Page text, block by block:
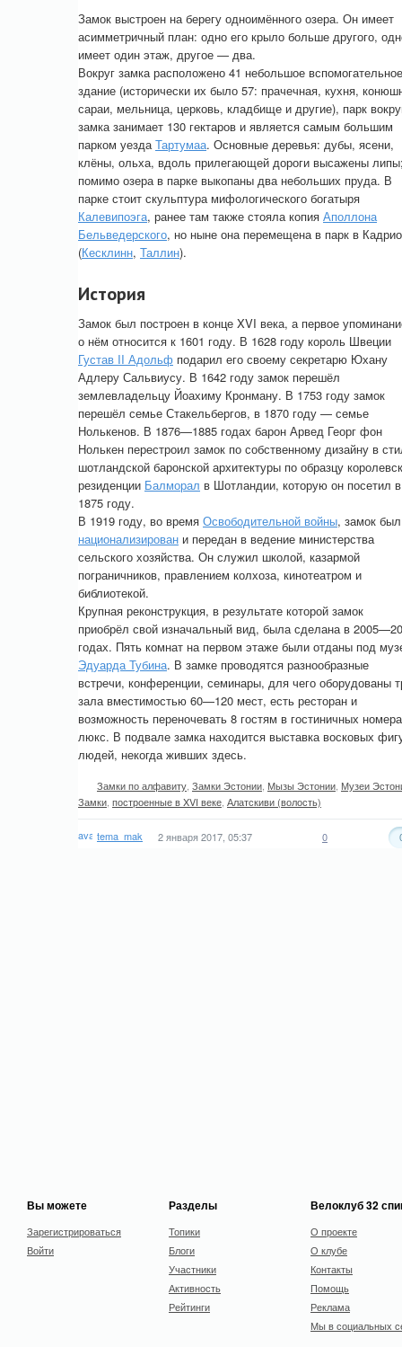
Замок выстроен на берегу одноимённого озера. Он имеет
асимметричный план: одно его крыло больше другого,
имеет один этаж, другое — два.
Вокруг замка расположено 41 небольшое вспомогательное
здание (исторически их было 57: прачечная, кухня,
сараи, мельница, церковь, кладбище и другие), парк
замка занимает 130 гектаров и является самым большим
парком уездаТартумаа. Основные деревья: дубы, ясени,
клёны, ольха, вдоль прилегающей дороги высажены
помимо озера в парке выкопаны два небольших пруда. В
парке стоит скульптура мифологического богатыря
Калевипоэга, ранее там также стояла копия Аполлона
Бельведерского, но ныне она перемещена в парк в
(Кесклинн, Таллин).
История
Замок был построен в конце XVI века, а первое
о нём относится к 1601 году. В 1628 году король Швеции
Густав II Адольф подарил его своему секретарю Юхану
Адлеру Сальвиусу. В 1642 году замок перешёл
землевладельцу Йоахиму Кронману. В 1753 году замок
перешёл семье Стакельбергов, в 1870 году — семье
Нолькенов. В 1876—1885 годах барон Арвед Георг фон
Нолькен перестроил замок по собственному дизайну в
шотландской баронской архитектуры по образцу
резиденции Балморал в Шотландии, которую он посетил в
1875 году.
В 1919 году, во время Освободительной войны, замок был
национализирован и передан в ведение министерства
сельского хозяйства. Он служил школой, казармой
пограничников, правлением колхоза, кинотеатром и
библиотекой.
Крупная реконструкция, в результате которой замок
приобрёл свой изначальный вид, была сделана в
годах. Пять комнат на первом этаже были отданы под
Эдуарда Тубина. В замке проводятся разнообразные
встречи, конференции, семинары, для чего оборудованы
зала вместимостью 60—120 мест, есть ресторан и
возможность переночевать 8 гостям в гостиничных
люкс. В подвале замка находится выставка восковых
людей, некогда живших здесь.
Замки по алфавиту Замки Эстонии Мызы Эстонии Музеи
Замки построенные в XVI веке Алатскиви (волость)
tema_mak 2 января 2017, 05:37 0
Вы можете
Зарегистрироваться
Войти
Разделы
Топики
Блоги
Участники
Активность
Рейтинги
Велоклуб 32
О проекте
О клубе
Контакты
Помощь
Реклама
Мы в социальных